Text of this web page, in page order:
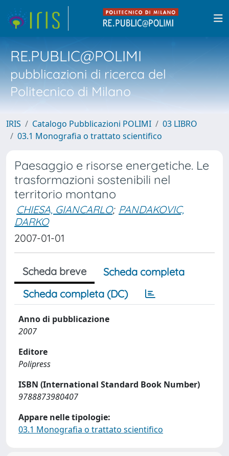
RE.PUBLIC@POLIMI
pubblicazioni di ricerca del
Politecnico di Milano
IRIS Catalogo Pubblicazioni POLIMI
03 LIBRO
03.1 Monografia o trattato scientifico
Paesaggio e risorse energetiche. Le
trasformazioni sostenibili nel
territorio montano
CHIESA, GIANCARLO; PANDAKOVIC,
DARKO
2007-01-01
Scheda breve
Scheda completa
Scheda completa (DC)
Anno di pubblicazione
2007
Editore
Polipress
ISBN (International Standard Book Number)
9788873980407
Appare nelle tipologie:
03.1 Monografia o trattato scientifico